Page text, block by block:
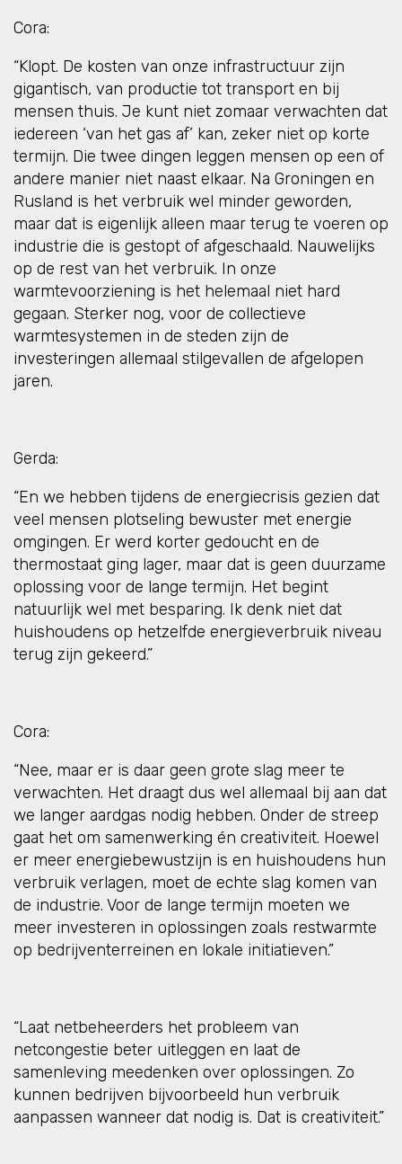
Cora:
“Klopt. De kosten van onze infrastructuur zijn
gigantisch, van productie tot transport en bij
mensen thuis. Je kunt niet zomaar verwachten dat
iedereen ‘van het gas af’ kan, zeker niet op korte
termijn. Die twee dingen leggen mensen op een of
andere manier niet naast elkaar. Na Groningen en
Rusland is het verbruik wel minder geworden,
maar dat is eigenlijk alleen maar terug te voeren op
industrie die is gestopt of afgeschaald. Nauwelijks
op de rest van het verbruik. In onze
warmtevoorziening is het helemaal niet hard
gegaan. Sterker nog, voor de collectieve
warmtesystemen in de steden zijn de
investeringen allemaal stilgevallen de afgelopen
jaren.
Gerda:
“En we hebben tijdens de energiecrisis gezien dat
veel mensen plotseling bewuster met energie
omgingen. Er werd korter gedoucht en de
thermostaat ging lager, maar dat is geen duurzame
oplossing voor de lange termijn. Het begint
natuurlijk wel met besparing. Ik denk niet dat
huishoudens op hetzelfde energieverbruik niveau
terug zijn gekeerd.”
Cora:
“Nee, maar er is daar geen grote slag meer te
verwachten. Het draagt dus wel allemaal bij aan dat
we langer aardgas nodig hebben. Onder de streep
gaat het om samenwerking én creativiteit. Hoewel
er meer energiebewustzijn is en huishoudens hun
verbruik verlagen, moet de echte slag komen van
de industrie. Voor de lange termijn moeten we
meer investeren in oplossingen zoals restwarmte
op bedrijventerreinen en lokale initiatieven.”
“Laat netbeheerders het probleem van
netcongestie beter uitleggen en laat de
samenleving meedenken over oplossingen. Zo
kunnen bedrijven bijvoorbeeld hun verbruik
aanpassen wanneer dat nodig is. Dat is creativiteit.”